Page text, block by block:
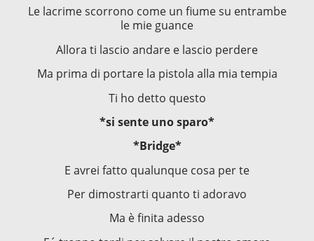
Le lacrime scorrono come un fiume su entrambe
le mie guance
Allora ti lascio andare e lascio perdere
Ma prima di portare la pistola alla mia tempia
Ti ho detto questo
*si sente uno sparo*
*Bridge*
E avrei fatto qualunque cosa per te
Per dimostrarti quanto ti adoravo
Ma è finita adesso